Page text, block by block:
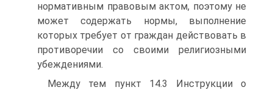
нормативным правовым актом, поэтому не
может содержать нормы, выполнение
которых требует от граждан действовать в
противоречии со своими религиозными
убеждениями.
Между тем пункт 14.3 Инструкции о